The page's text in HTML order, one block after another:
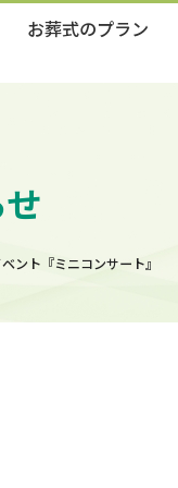
お葬式のプラン
ント『ミニコンサート』